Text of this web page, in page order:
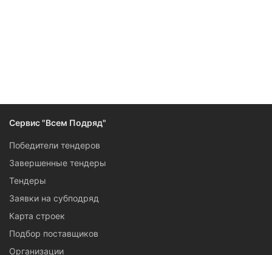
Сервис "Всем Подряд"
Победители тендеров
Завершенные тендеры
Тендеры
Заявки на субподряд
Карта строек
Подбор поставщиков
Организации